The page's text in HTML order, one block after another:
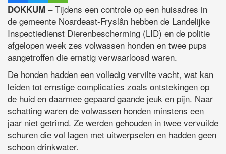
DOKKUM – Tijdens een controle op een huisadres in
de gemeente Noardeast-Fryslân hebben de Landelijke
Inspectiedienst Dierenbescherming (LID) en de politie
afgelopen week zes volwassen honden en twee pups
aangetroffen die ernstig verwaarloosd waren.
De honden hadden een volledig vervilte vacht, wat kan
leiden tot ernstige complicaties zoals ontstekingen op
de huid en daarmee gepaard gaande jeuk en pijn. Naar
schatting waren de volwassen honden minstens een
jaar niet getrimd. Ze werden gehouden in twee vervuilde
schuren die vol lagen met uitwerpselen en hadden geen
schoon drinkwater.